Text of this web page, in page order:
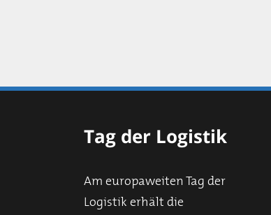
Tag der Logistik
Am europaweiten Tag der
Logistik erhält die